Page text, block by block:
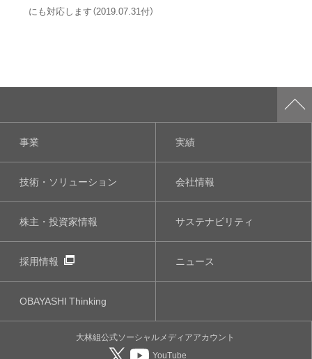
にも対応します（2019.07.31付）
事業 実績
技術・ソリューション 会社情報
株主・投資家情報 サステナビリティ
採用情報 ニュース
OBAYASHIThinking
大林組公式ソーシャルメディアアカウント
YouTube